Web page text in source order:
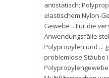
antistatisch;
elastischem Nylon-
Gewebe ...Für die
Anwendungsfälle
Polypropylen und ...
problemlose Stäube